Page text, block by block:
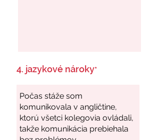
4. jazykové nároky*